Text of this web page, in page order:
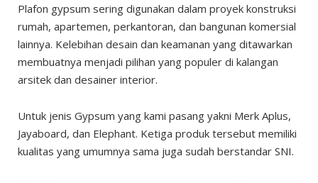
Plafon gypsum sering digunakan dalam proyek konstruksi
rumah, apartemen, perkantoran, dan bangunan komersial
lainnya. Kelebihan desain dan keamanan yang ditawarkan
membuatnya menjadi pilihan yang populer di kalangan
arsitek dan desainer interior.
Untuk jenis Gypsum yang kami pasang yakni Merk Aplus,
Jayaboard, dan Elephant. Ketiga produk tersebut memiliki
kualitas yang umumnya sama juga sudah berstandar SNI.